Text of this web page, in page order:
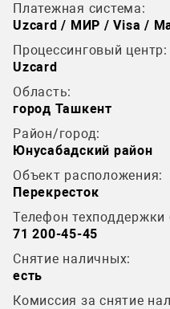
Платежная система:
Uzcard / МИР / Visa /
Процессинговый центр:
Uzcard
Область:
город Ташкент
Район/город:
Юнусабадский район
Объект расположения:
Перекресток
Телефон техподдержки
71 200-45-45
Снятие наличных:
есть
Комиссия за снятие